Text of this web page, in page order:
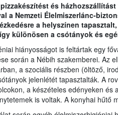
és
a Nemzeti Élelmiszerlánc-
a helyszínen
különösen a csótányok és
hiányosságot is feltártak egy
során a Nébih szakemberei. Az
a szociális részben (öltöző,
jelenlétét tapasztalták. A
a készételes edényeken és
is voltak. A konyhai hűtő